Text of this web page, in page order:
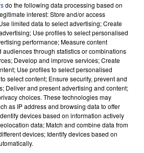
À LENS : UNE FEMME ET
LA VIE ET LA...
par le feu après avoir
et leur bébé de trois mois
do the following data processing based on
interest: Store and/or access
limited data to select advertising; Create
Use profiles to select personalised
performance; Measure content
audiences through statistics or combinations
Develop and improve services; Create
Use profiles to select personalised
select content; Ensure security, prevent and
Deliver and present advertising and content;
choices. These technologies may
as IP address and browsing data to offer
devices based on information actively
data; Match and combine data from
devices; Identify devices based on